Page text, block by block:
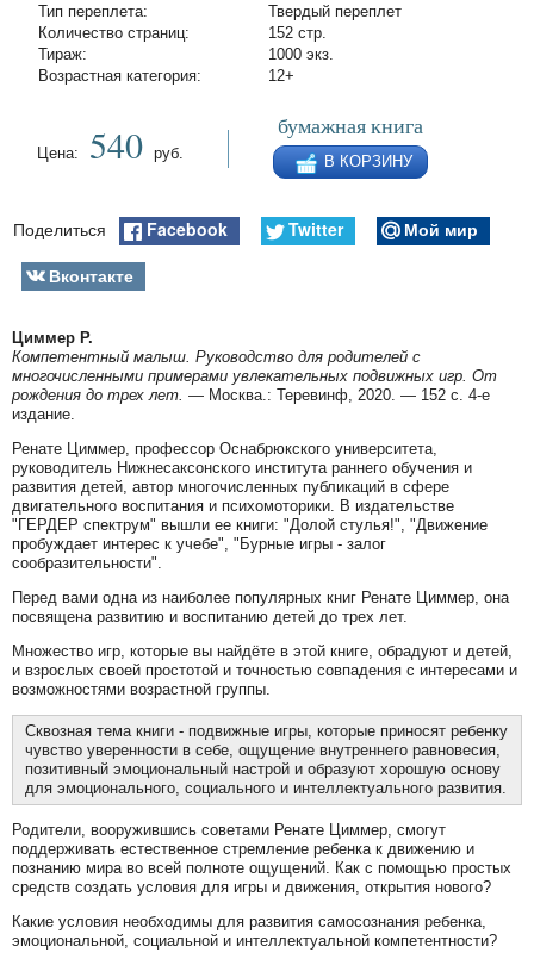
Тип переплета:
Твердый переплет
Количество страниц:
152 стр.
Тираж:
1000 экз.
Возрастная категория:
12+
Цена: 540 руб.
бумажная книга
В КОРЗИНУ
Поделиться Facebook Twitter
Мой мир
Вконтакте
Циммер Р.
Компетентный малыш. Руководство для родителей с
многочисленными примерами увлекательных подвижных игр. От
рождения до трех лет. — Москва.: Теревинф, 2020. — 152 с. 4-е
издание.
Ренате Циммер, профессор Оснабрюкского университета,
руководитель Нижнесаксонского института раннего обучения и
развития детей, автор многочисленных публикаций в сфере
двигательного воспитания и психомоторики. В издательстве
"ГЕРДЕР спектрум" вышли ее книги: "Долой стулья!", "Движение
пробуждает интерес к учебе", "Бурные игры - залог
сообразительности".
Перед вами одна из наиболее популярных книг Ренате Циммер, она
посвящена развитию и воспитанию детей до трех лет.
Множество игр, которые вы найдёте в этой книге, обрадуют и детей,
и взрослых своей простотой и точностью совпадения с интересами и
возможностями возрастной группы.
Сквозная тема книги - подвижные игры, которые приносят ребенку
чувство уверенности в себе, ощущение внутреннего равновесия,
позитивный эмоциональный настрой и образуют хорошую основу
для эмоционального, социального и интеллектуального развития.
Родители, вооружившись советами Ренате Циммер, смогут
поддерживать естественное стремление ребенка к движению и
познанию мира во всей полноте ощущений. Как с помощью простых
средств создать условия для игры и движения, открытия нового?
Какие условия необходимы для развития самосознания ребенка,
эмоциональной, социальной и интеллектуальной компетентности?